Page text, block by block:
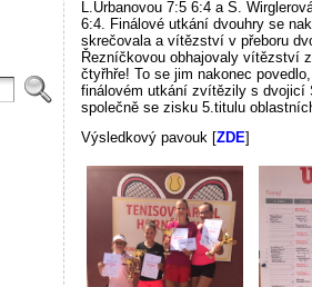
L.Urbanovou 7:5 6:4 a S.
6:4. Finálové utkání dvouhry se
skrečovala a vítězství v přeboru
Řezníčkovou obhajovaly vítězství
čtyřhře! To se jim nakonec
finálovém utkání zvítězily s dvojicí
společně se zisku 5.titulu
Výsledkový pavouk [ZDE]